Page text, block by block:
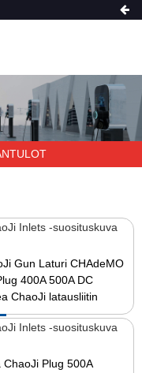
Gun Laturi CHAdeMO
400A 500A DC
ChaoJi latausliitin
ChaoJi Plug 500A